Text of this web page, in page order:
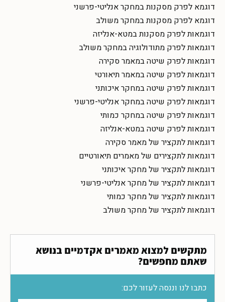
דוגמא לפרק מסקנות במחקר אנליטי-פרשני
דוגמא לפרק מסקנות במחקר משולב
דוגמאות לפרק מסקנות במטא-אנליזה
דוגמאות לפרק מתודולוגיה במחקר משולב
דוגמאות לפרק שיטה במאמר סקירה
דוגמאות לפרק שיטה במאמר תיאורטי
דוגמאות לפרק שיטה במחקר איכותני
דוגמאות לפרק שיטה במחקר אנליטי-פרשני
דוגמאות לפרק שיטה במחקר כמותי
דוגמאות לפרק שיטה במטא-אנליזה
דוגמאות לתקציר של מאמר סקירה
דוגמאות לתקצירים של מאמרים תיאורטיים
דוגמאות לתקציר של מחקר איכותני
דוגמאות לתקציר של מחקר אנליטי-פרשני
דוגמאות לתקציר של מחקר כמותי
דוגמאות לתקציר של מחקר משולב
מתקשים למצוא מאמרים אקדמיים בנושא
שאתם מחפשים?
כתבו לנו וננסה לעזור לכם: